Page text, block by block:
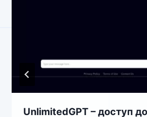
UnlimitedGPT – доступ до